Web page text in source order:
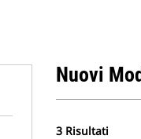
Nuovi
3 Risultati